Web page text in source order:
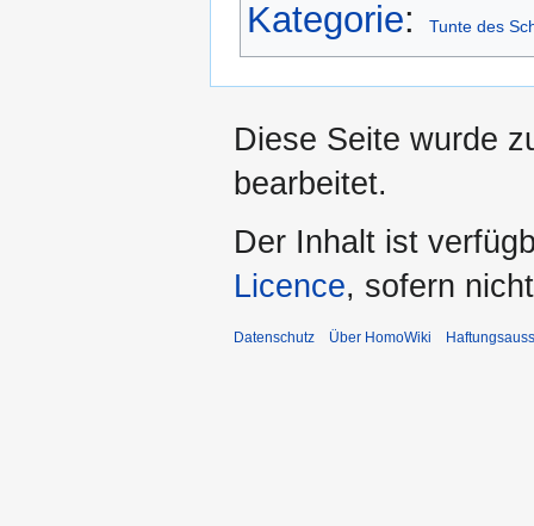
Kategorie: Tunte des
Diese Seite wurde
bearbeitet.
Der Inhalt ist
Licence, sofern
Datenschutz Über HomoWiki